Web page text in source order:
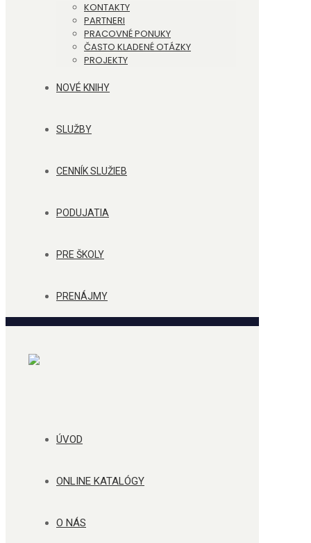
KONTAKTY
PARTNERI
PRACOVNÉ PONUKY
ČASTO KLADENÉ OTÁZKY
PROJEKTY
NOVÉ KNIHY
SLUŽBY
CENNÍK SLUŽIEB
PODUJATIA
PRE ŠKOLY
PRENÁJMY
ÚVOD
ONLINE KATALÓGY
O NÁS